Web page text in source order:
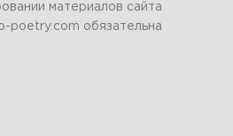
материалов сайта
poetry.com обязательна